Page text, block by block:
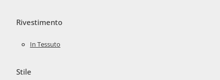
Rivestimento
In Tessuto
Stile